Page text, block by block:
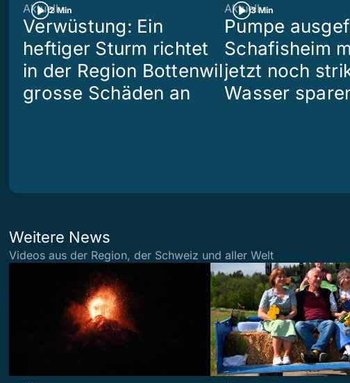
2 Min
Aktuell
Verwüstung: Ein
heftiger Sturm richtet
in der Region Bottenwil
grosse Schäden an
3 Min
Aktuell
Pumpe
Schafisheim
jetzt noch
Wasser
Weitere News
Videos aus der Region, der Schweiz und aller Welt